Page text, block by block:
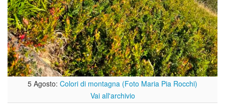
5 Agosto: Colori di montagna (Foto Maria Pia Rocchi)
Vai all'archivio